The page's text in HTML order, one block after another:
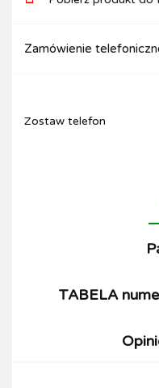
Zamówienie
Zostaw telefon
TABELA